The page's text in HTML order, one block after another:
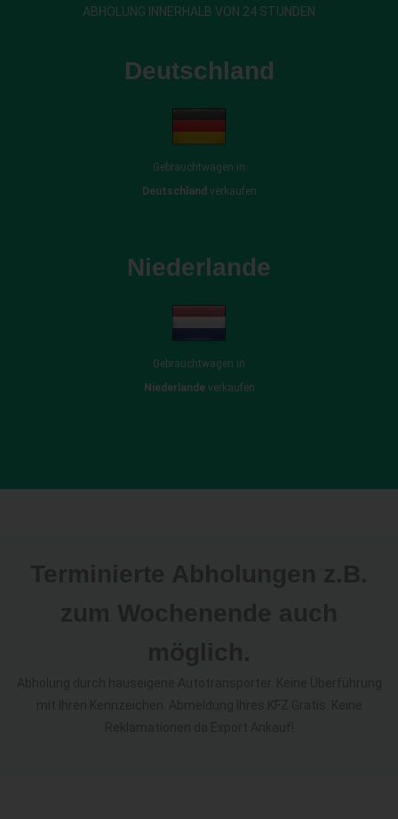
ABHOLUNG INNERHALB VON 24 STUNDEN
Deutschland
Gebrauchtwagen in
Deutschland verkaufen
Niederlande
Gebrauchtwagen in
Niederlandeverkaufen